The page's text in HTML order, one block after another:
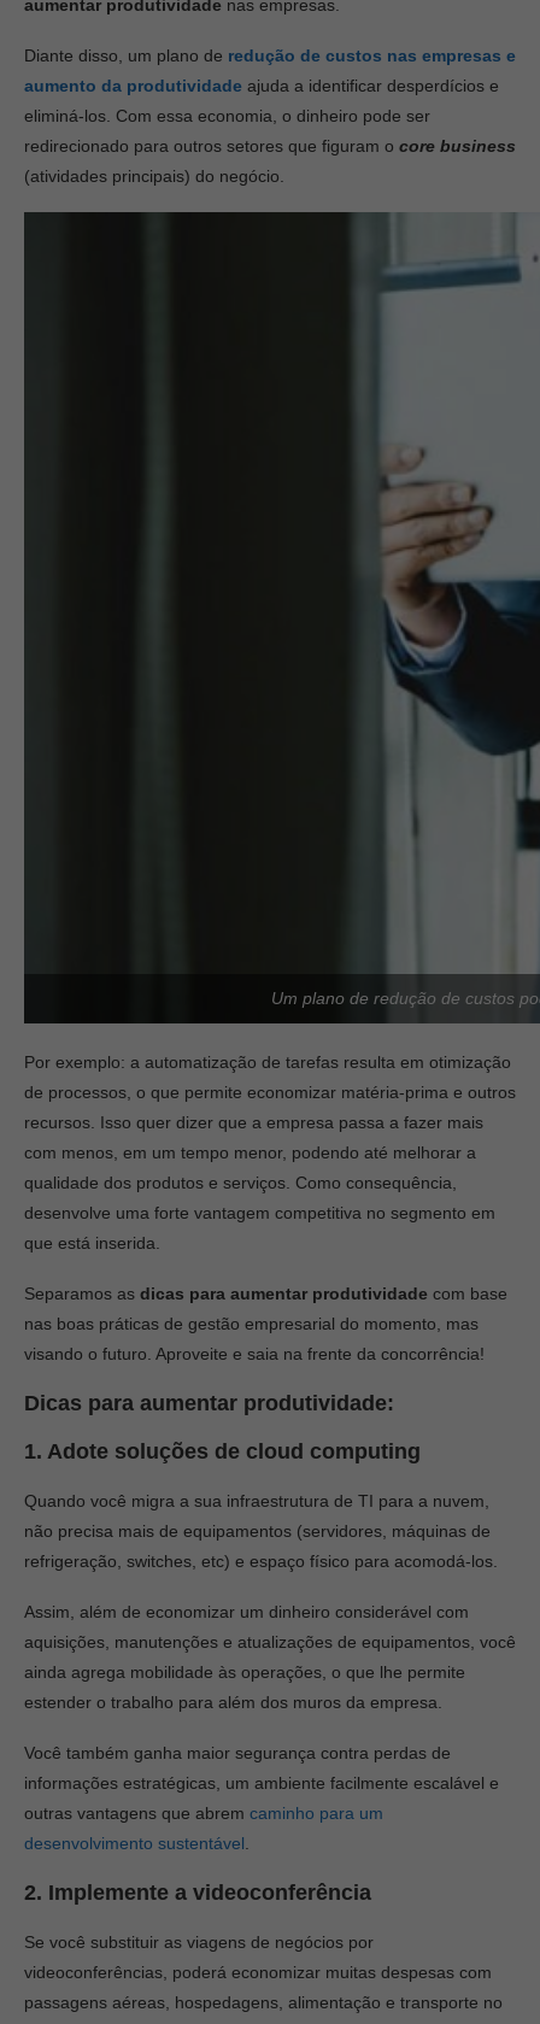
aumentar produtividade nas empresas.
Diante disso, um plano de redução de custos nas empresas e
aumento da produtividade ajuda a identificar desperdícios e
eliminá-los. Com essa economia, o dinheiro pode ser
redirecionado para outros setores que figuram o core business
(atividades principais) do negócio.
Um plano de redução de custos
Por exemplo: a automatização de tarefas resulta em otimização
de processos, o que permite economizar matéria-prima e outros
recursos. Isso quer dizer que a empresa passa a fazer mais
com menos, em um tempo menor, podendo até melhorar a
qualidade dos produtos e serviços. Como consequência,
desenvolve uma forte vantagem competitiva no segmento em
que está inserida.
Separamos as dicas para aumentar produtividade com base
nas boas práticas de gestão empresarial do momento, mas
visando o futuro. Aproveite e saia na frente da concorrência!
Dicas para aumentar produtividade:
1. Adote soluções de cloud computing
Quando você migra a sua infraestrutura de TI para a nuvem,
não precisa mais de equipamentos (servidores, máquinas de
refrigeração, switches, etc) e espaço físico para acomodá-los.
Assim, além de economizar um dinheiro considerável com
aquisições, manutenções e atualizações de equipamentos, você
ainda agrega mobilidade às operações, o que lhe permite
estender o trabalho para além dos muros da empresa.
Você também ganha maior segurança contra perdas de
informações estratégicas, um ambiente facilmente escalável e
outras vantagens que abrem caminho para um
desenvolvimento sustentável
2. Implemente a videoconferência
Se você substituir as viagens de negócios por
videoconferências, poderá economizar muitas despesas com
passagens aéreas, hospedagens, alimentação e transporte no